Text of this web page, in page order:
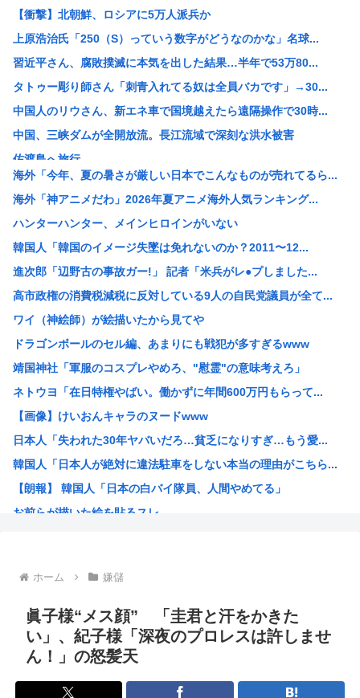
【衝撃】北朝鮮、ロシアに5万人派兵か
上原浩治氏「250（S）っていう数字がどうなのかな」名球...
習近平さん、腐敗撲滅に本気を出した結果…半年で53万80...
タトゥー彫り師さん「刺青入れてる奴は全員バカです」→30...
中国人のリウさん、新エネ車で国境越えたら遠隔操作で30時...
中国、三峡ダムが全開放流。長江流域で深刻な洪水被害
佐渡島へ旅行
【画像】ソープランドさん、門番4人倒さないと入れないよう...
「大阪人、一家に一台たこ焼き器」←ベルギーバージョンがコ...
【静岡】結婚式の衣装合わせに向かった夫婦「何度も何度も追...
【画像】へずま議員、被災地でめちゃくちゃ働いて老人たちを...
【悲報】原爆投下を「なかったこと」にするデマ、SNSで拡...
【画像】CANDY TUNEのJKコス、誇張抜きでレベチ...
【画像】昨日の銀だこ、88人しか買えない88円セールでク...
お昼ご飯に刺身出したら彼女の機嫌が悪くなったんだけど俺が...
シカ「全部喰った」 祭り中止
『食料自給率』の低い日本が「核兵器で国を守る！」って、頭...
元カレ4年ひきずってる。
PTA会長「PTA参加拒否した親へ最終警告。こうなっても...
【悲報】東科大医学部卒の美人YouTuber、直美で炎上...
【朗報】速水もこみちさん、４１歳になってもスーパーイケメ...
海外「今年、夏の暑さが厳しい日本でこんなものが売れてるら...
海外「神アニメだわ」2026年夏アニメ海外人気ランキング...
ハンターハンター、メインヒロインがいない
韓国人「韓国のイメージ失墜は免れないのか？2011〜12...
進次郎「辺野古の事故ガー!」 記者「米兵がレ●プしました...
高市政権の消費税減税に反対している9人の自民党議員が全て...
ワイ（神絵師）が絵描いたから見てや
ドラゴンボールのセル編、あまりにも戦犯が多すぎるwww
靖国神社「軍服のコスプレやめろ、"慰霊"の意味考えろ」
ネトウヨ「在日特権やばい。働かずに年間600万円もらって...
【画像】けいおんキャラのヌードwww
日本人「失われた30年ヤバいだろ…貧乏になりすぎ…もう愛...
韓国人「日本人が絶対に違法駐車をしない本当の理由がこちら...
【朗報】 韓国人「日本の白バイ隊員、人間やめてる」
お前らが描いた絵を貼るスレ
韓国人「30年前から変わらない日本の女子高生の姿に韓国人...
韓国人さん、ネトウヨの痛いところを突いてしまう。「日本人...
小泉防衛大臣、高市早苗の被災地訪問PVに張り合うかのよう...
韓国人「韓国人が日本のラーメンについて勘違いしていること...
生成AIのイラストを使ってTCG作ってる??
ホーム 嫌儲
眞子様“メス顔” 「圭君と汗をかきた
い」、紀子様「深夜のプロレスは許しませ
ん！」の怒髪天